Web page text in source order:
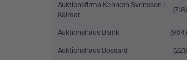
Auktionsfirma Kenneth Svensson i
Kalmar
(718)
Auktionshaus Blank
(964)
Auktionshaus Bossard
(221)